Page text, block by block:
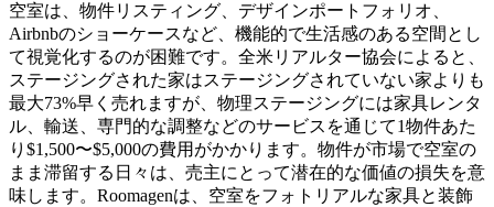
空室は、物件リスティング、デザインポートフォリオ、
Airbnbのショーケースなど、機能的で生活感のある空間とし
て視覚化するのが困難です。全米リアルター協会によると、
ステージングされた家はステージングされていない家よりも
最大73%早く売れますが、物理ステージングには家具レンタ
ル、輸送、専門的な調整などのサービスを通じて1物件あた
り$1,500〜$5,000の費用がかかります。物件が市場で空室の
まま滞留する日々は、売主にとって潜在的な価値の損失を意
味します。Roomagenは、空室をフォトリアルな家具と装飾